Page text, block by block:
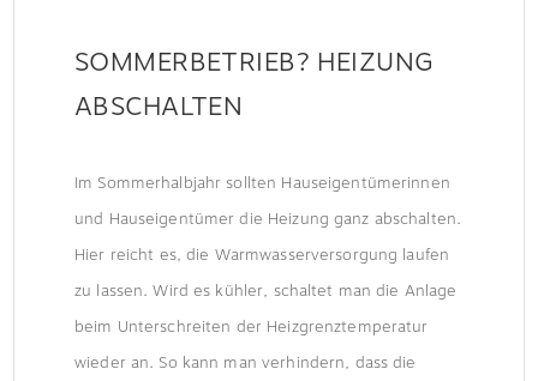
SOMMERBETRIEB? HEIZUNG
ABSCHALTEN
Im Sommerhalbjahr sollten Hauseigentümerinnen
und Hauseigentümer die Heizung ganz abschalten.
Hier reicht es, die Warmwasserversorgung laufen
zu lassen. Wird es kühler, schaltet man die Anlage
beim Unterschreiten der Heizgrenztemperatur
wieder an. So kann man verhindern, dass die